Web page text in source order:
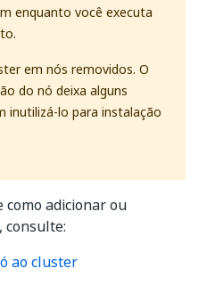
enquanto você executa
em nós removidos. O
do nó deixa alguns
inutilizá-lo para instalação
adicionar ou
consulte:
ao cluster